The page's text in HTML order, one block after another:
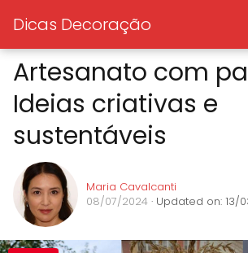
Dicas Decoração
Artesanato com
Ideias criativas e
sustentáveis
Maria Cavalcanti
08/07/2024 · Updated on: 13/